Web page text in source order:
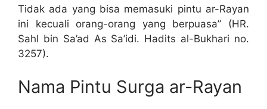
Tidak ada yang bisa memasuki pintu ar-Rayan
ini kecuali orang-orang yang berpuasa” (HR.
Sahl bin Sa’ad As Sa’idi. Hadits al-Bukhari no.
3257).
Nama Pintu Surga ar-Rayan